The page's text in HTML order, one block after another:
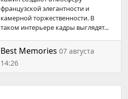
французской элегантности и
камерной торжественности. В
таком интерьере кадры выглядят...
Best Memories 07 августа
14:26